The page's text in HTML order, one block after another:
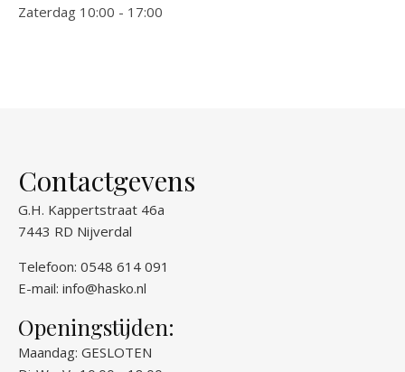
Zaterdag 10:00 - 17:00
Contactgevens
G.H. Kappertstraat 46a
7443 RD Nijverdal
Telefoon: 0548 614 091
E-mail: info@hasko.nl
Openingstijden:
Maandag: GESLOTEN